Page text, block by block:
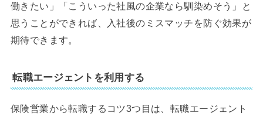
働きたい」「こういった社風の企業なら馴染めそう」と
思うことができれば、入社後のミスマッチを防ぐ効果が
期待できます。
転職エージェントを利用する
保険営業から転職するコツ3つ目は、転職エージェント